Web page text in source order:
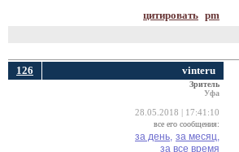
цитировать pm
126 vinteru
Зритель
Уфа
28.05.2018 | 17:41:10
все его сообщения:
за день, за месяц,
за все время